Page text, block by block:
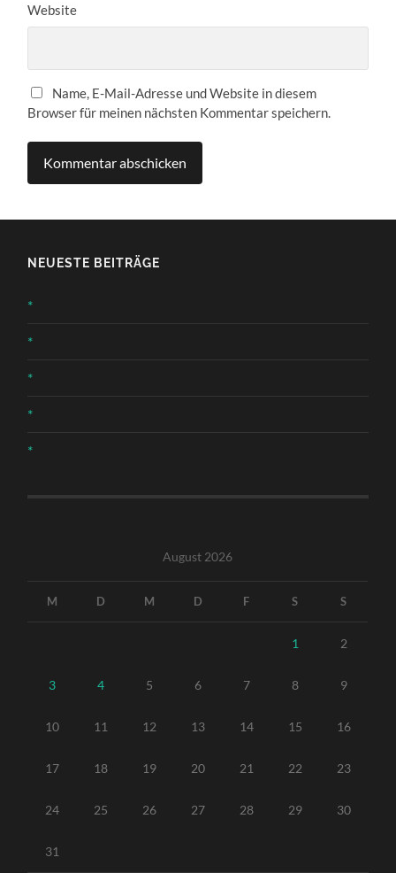
Website
Name, E-Mail-Adresse und Website in diesem
Browser für meinen nächsten Kommentar speichern.
NEUESTE BEITRÄGE
*
*
*
*
*
August 2026
M D M D F S S
1 2
3 4 5 6 7 8 9
10 11 12 13 14 15 16
17 18 19 20 21 22 23
24 25 26 27 28 29 30
31